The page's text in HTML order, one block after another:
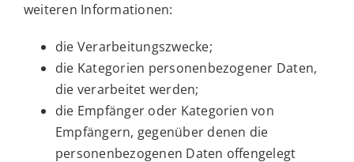
weiteren Informationen:
die Verarbeitungszwecke;
die Kategorien personenbezogener Daten,
die verarbeitet werden;
die Empfänger oder Kategorien von
Empfängern, gegenüber denen die
personenbezogenen Daten offengelegt